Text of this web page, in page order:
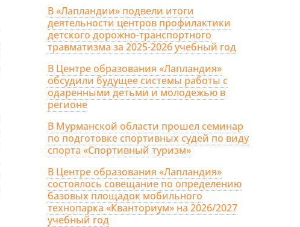
В «Лапландии» подвели итоги
деятельности центров профилактики
детского дорожно-транспортного
травматизма за 2025-2026 учебный год
В Центре образования «Лапландия»
обсудили будущее системы работы с
одаренными детьми и молодежью в
регионе
В Мурманской области прошел семинар
по подготовке спортивных судей по виду
спорта «Спортивный туризм»
В Центре образования «Лапландия»
состоялось совещание по определению
базовых площадок мобильного
технопарка «Кванториум» на 2026/2027
учебный год